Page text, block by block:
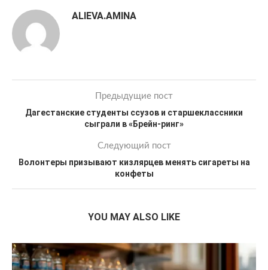
ALIEVA.AMINA
Предыдущие пост
Дагестанские студенты ссузов и старшеклассники
сыграли в «Брейн-ринг»
Следующий пост
Волонтеры призывают кизлярцев менять сигареты на
конфеты
YOU MAY ALSO LIKE